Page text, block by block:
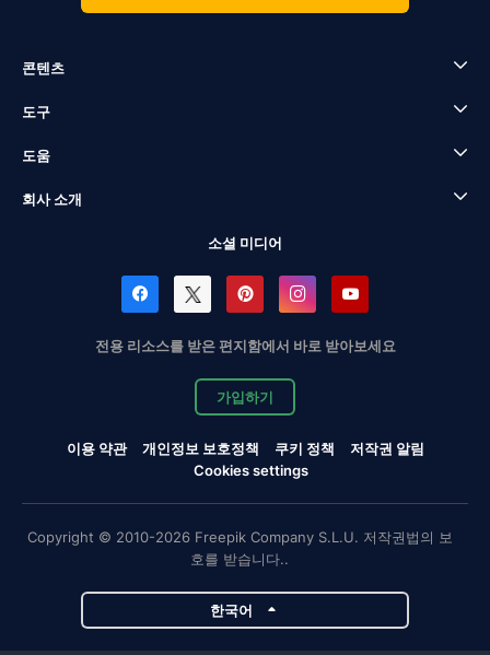
콘텐츠
도구
도움
회사 소개
소셜 미디어
전용 리소스를 받은 편지함에서 바로 받아보세요
가입하기
이용 약관 개인정보 보호정책 쿠키 정책
저작권 알림
Cookies settings
Copyright © 2010-2026 Freepik Company S.L.U. 저작권법의 보
호를 받습니다..
한국어